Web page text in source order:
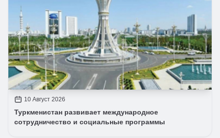
10 Август 2026
Туркменистан развивает международное
сотрудничество и социальные программы